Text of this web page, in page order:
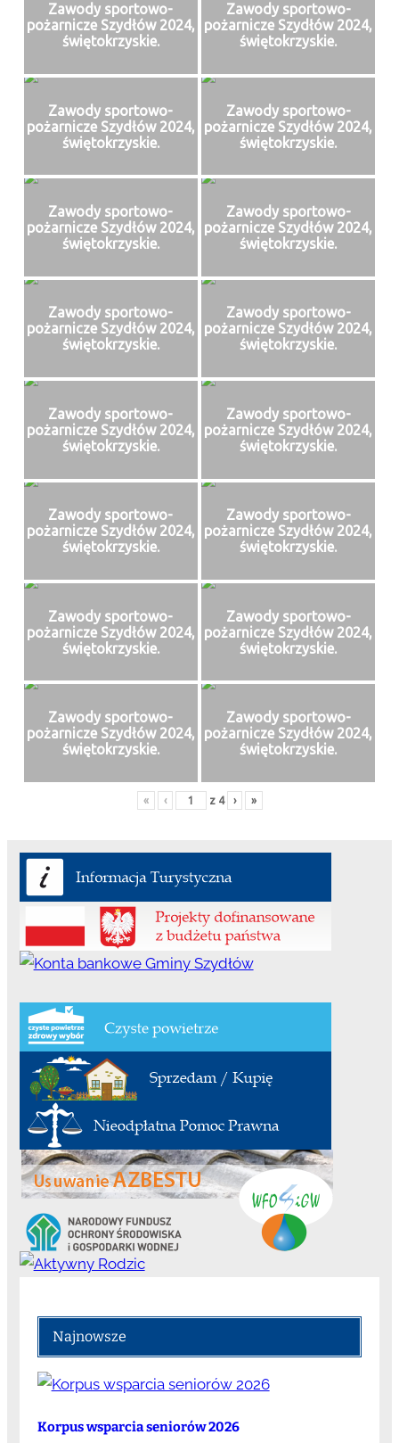
Zawody sportowo-
pożarnicze Szydłów 2024,
świętokrzyskie.
Zawody sportowo-
pożarnicze Szydłów 2024,
świętokrzyskie.
Zawody sportowo-
pożarnicze Szydłów 2024,
świętokrzyskie.
Zawody sportowo-
pożarnicze Szydłów 2024,
świętokrzyskie.
Zawody sportowo-
pożarnicze Szydłów 2024,
świętokrzyskie.
Zawody sportowo-
pożarnicze Szydłów 2024,
świętokrzyskie.
Zawody sportowo-
pożarnicze Szydłów 2024,
świętokrzyskie.
Zawody sportowo-
pożarnicze Szydłów 2024,
świętokrzyskie.
Zawody sportowo-
pożarnicze Szydłów 2024,
świętokrzyskie.
Zawody sportowo-
pożarnicze Szydłów 2024,
świętokrzyskie.
Zawody sportowo-
pożarnicze Szydłów 2024,
świętokrzyskie.
Zawody sportowo-
pożarnicze Szydłów 2024,
świętokrzyskie.
Zawody sportowo-
pożarnicze Szydłów 2024,
świętokrzyskie.
Zawody sportowo-
pożarnicze Szydłów 2024,
świętokrzyskie.
Zawody sportowo-
pożarnicze Szydłów 2024,
świętokrzyskie.
Zawody sportowo-
pożarnicze Szydłów 2024,
świętokrzyskie.
« ‹ z 4 › »
Najnowsze
Korpus wsparcia seniorów 2026